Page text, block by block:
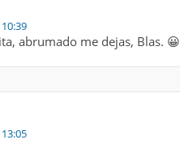
abrumado me dejas, Blas. 😀